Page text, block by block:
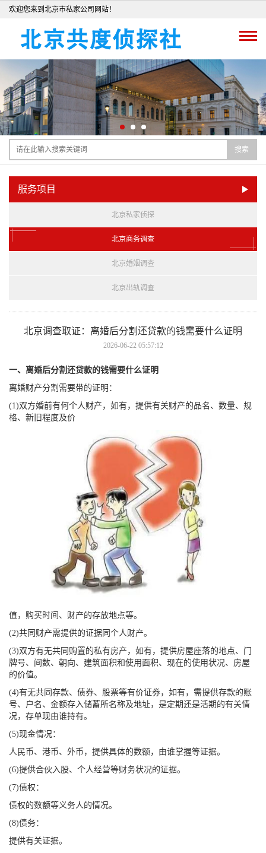
欢迎您来到北京市私家公司网站！
搜索
服务项目
北京私家侦探
北京商务调查
北京婚姻调查
北京出轨调查
北京调查取证： 离婚后分割还贷款的钱需要什么证明
2026-06-22 05:57:12
一、离婚后分割还贷款的钱需要什么证明
离婚财产分割需要带的证明：
(1)双方婚前有何个人财产，如有，提供有关财产的品名、数量、规
格、新旧程度及价
值，购买时间、财产的存放地点等。
(2)共同财产需提供的证据同个人财产。
(3)双方有无共同购置的私有房产，如有，提供房屋座落的地点、门
牌号、间数、朝向、建筑面积和使用面积、现在的使用状况、房屋
的价值。
(4)有无共同存款、债券、股票等有价证券，如有，需提供存款的账
号、户名、金额存入储蓄所名称及地址，是定期还是活期的有关情
况，存单现由谁持有。
(5)现金情况：
人民币、港币、外币，提供具体的数额，由谁掌握等证据。
(6)提供合伙入股、个人经营等财务状况的证据。
(7)债权：
债权的数额等义务人的情况。
(8)债务：
提供有关证据。